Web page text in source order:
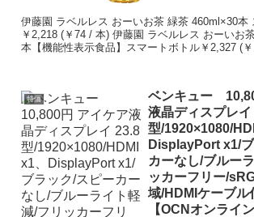
伊藤園 ラベルレス おーいお茶 緑茶 460ml×30本
￥2,218 (￥74 / 本) 伊藤園 ラベルレス おーいお
本【機能性表示食品】スマートボトル￥2,327 (
特価
ベンキュー
液晶ディスプレイ
型/1920×1080/
DisplayPort x1/
カーなし/ブルー
ッカーフリー/
域/HDMIケーブル
【OCNオンライ